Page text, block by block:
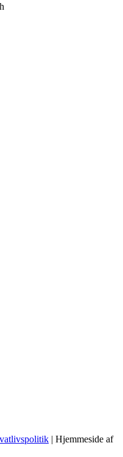
| Hjemmeside af